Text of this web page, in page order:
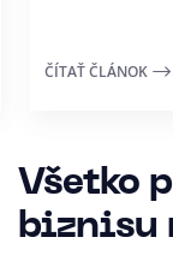
ČÍTAŤ ČLÁNOK
Všetko
biznisu